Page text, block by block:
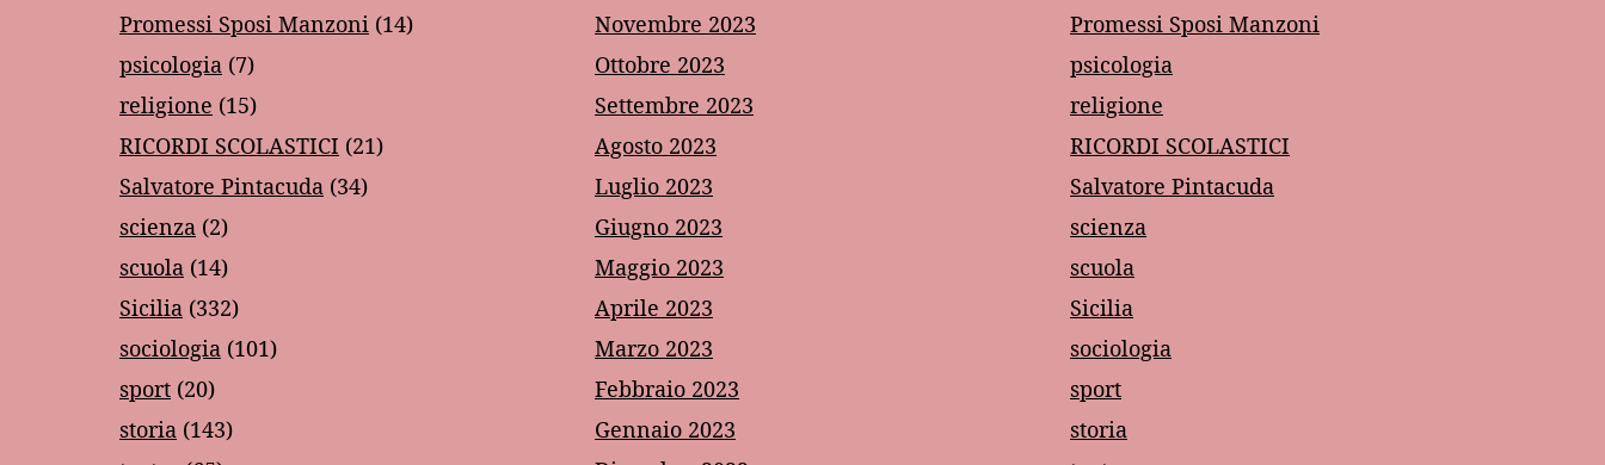
Promessi Sposi Manzoni (14)
psicologia (7)
religione (15)
RICORDI SCOLASTICI (21)
Salvatore Pintacuda (34)
scienza (2)
scuola (14)
Sicilia (332)
sociologia (101)
sport (20)
storia (143)
Novembre 2023
Ottobre 2023
Settembre 2023
Agosto 2023
Luglio 2023
Giugno 2023
Maggio 2023
Aprile 2023
Marzo 2023
Febbraio 2023
Gennaio 2023
Promessi Sposi Manzoni
psicologia
religione
RICORDI SCOLASTICI
Salvatore Pintacuda
scienza
scuola
Sicilia
sociologia
sport
storia